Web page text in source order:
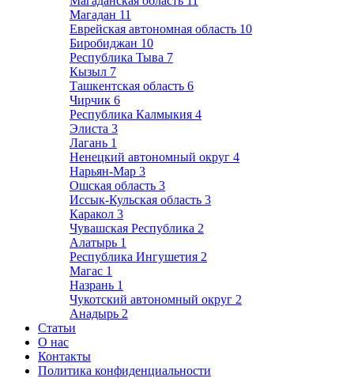
Магадан 11
Еврейская автономная область 10
Биробиджан 10
Республика Тыва 7
Кызыл 7
Ташкентская область 6
Чирчик 6
Республика Калмыкия 4
Элиста 3
Лагань 1
Ненецкий автономный округ 4
Нарьян-Мар 3
Ошская область 3
Иссык-Кульская область 3
Каракол 3
Чувашская Республика 2
Алатырь 1
Республика Ингушетия 2
Магас 1
Назрань 1
Чукотский автономный округ 2
Анадырь 2
Статьи
О нас
Контакты
Политика конфиденциальности